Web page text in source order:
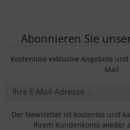
Abonnieren Sie
Kostenlose exklusive Angebote
Mail
Der Newsletter ist kostenlos und
Ihrem Kundenkonto wieder